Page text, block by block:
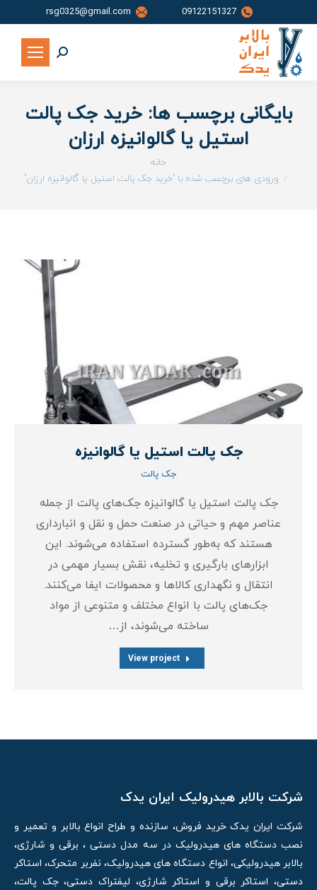
09122151327
rsg0325@gmail.com
جستجو:
بایگانی برچسب ها: خرید جک پالت
استیل یا گالوانیزه ارزان
خانه
ورودی های برچسب شده با "خرید جک پالت استیل یا گالوانیزه ارزان"
جک پالت استیل یا گالوانیزه
جک پالت
جک پالت استیل یا گالوانیزه جک‌های پالت از جمله
عناصر مهم و حیاتی در صنعت حمل و نقل و انبارداری
هستند که به‌طور گسترده استفاده می‌شوند. این
ابزارهای بارگیری و تخلیه، نقش بسیار مهمی در
انتقال و نگهداری کالاها و محصولات ایفا می‌کنند.
جک‌های پالت با انواع مختلف و متنوعی از مواد
ساخته می‌شوند، از…
View project
شرکت بالابر هیدرولیک ایران یدک
شرکت ایران یدک خرید فروش، سازنده و طراح انواع بالابر و تعمیر و
نصب دستگاه های هیدرولیک در سه مدل دستی ، برقی و شارژی،
بالابر هیدرولیکی، انواع دستگاه های هیدرولیک، نفربر متحرک، استاکر
دستی، استاکر برقی و استاکر شارژی، لیفتراک دستی، جک پالت،